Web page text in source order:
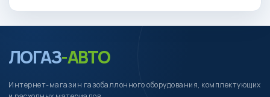
ЛОГАЗ-АВТО
Интернет-магазин газобаллонного оборудования, комплектующих